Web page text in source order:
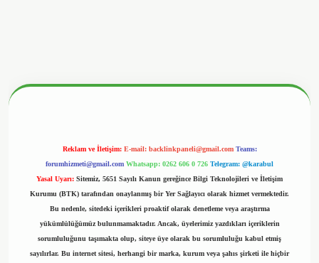
Reklam ve İletişim: E-mail: backlinkpaneli@gmail.com Teams:
forumhizmeti@gmail.com Whatsapp: 0262 606 0 726 Telegram: @karabul
Yasal Uyarı: Sitemiz, 5651 Sayılı Kanun gereğince Bilgi Teknolojileri ve İletişim
Kurumu (BTK) tarafından onaylanmış bir Yer Sağlayıcı olarak hizmet vermektedir.
Bu nedenle, sitedeki içerikleri proaktif olarak denetleme veya araştırma
yükümlülüğümüz bulunmamaktadır. Ancak, üyelerimiz yazdıkları içeriklerin
sorumluluğunu taşımakta olup, siteye üye olarak bu sorumluluğu kabul etmiş
sayılırlar. Bu internet sitesi, herhangi bir marka, kurum veya şahıs şirketi ile hiçbir